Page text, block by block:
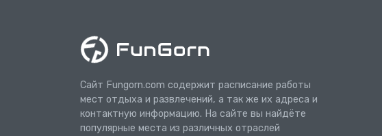
Сайт Fungorn.com содержит расписание работы
мест отдыха и развлечений, а так же их адреса и
контактную информацию. На сайте вы найдёте
популярные места из различных отраслей